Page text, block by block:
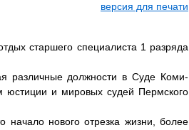
версия для печати
старшего специалиста 1 разряда
различные должности в Суде Коми-
юстиции и мировых судей Пермского
нового отрезка жизни, более